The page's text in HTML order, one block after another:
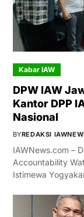
Kabar IAW
DPW IAW
Kantor DPP
Nasional
BYREDAKSI
IAWNews.com –
Accountability
Istimewa